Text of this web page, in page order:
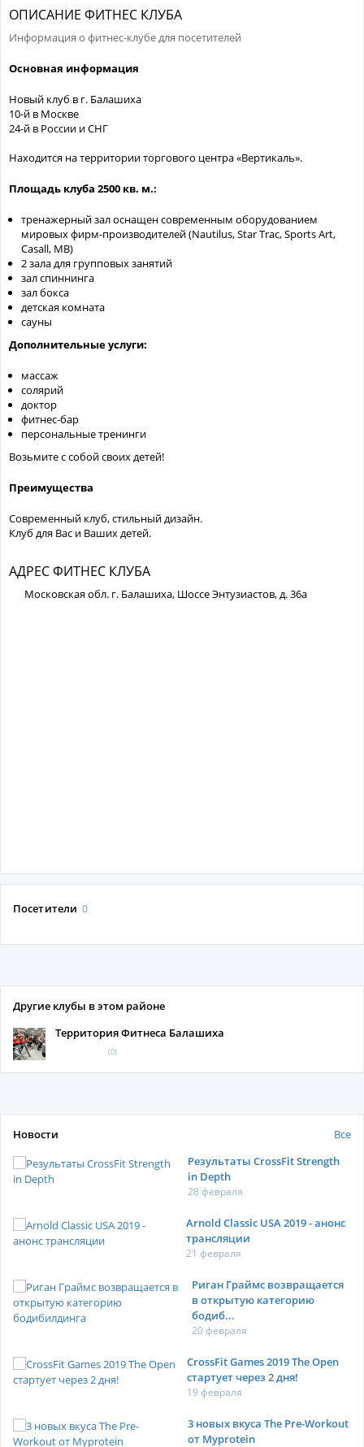
ОПИСАНИЕ ФИТНЕС КЛУБА
Информация о фитнес-клубе для посетителей
Основная информация
Новый клуб в г. Балашиха
10-й в Москве
24-й в России и СНГ
Находится на территории торгового центра «Вертикаль».
Площадь клуба 2500 кв. м.:
тренажерный зал оснащен современным оборудованием
мировых фирм-производителей (Nautilus, Star Trac, Sports Art,
Casall, MB)
2 зала для групповых занятий
зал спиннинга
зал бокса
детская комната
сауны
Дополнительные услуги:
массаж
солярий
доктор
фитнес-бар
персональные тренинги
Возьмите с собой своих детей!
Преимущества
Современный клуб, стильный дизайн.
Клуб для Вас и Ваших детей.
АДРЕС ФИТНЕС КЛУБА
Московская обл. г. Балашиха, Шоссе Энтузиастов, д. 36а
Посетители 0
Другие клубы в этом районе
Территория Фитнеса Балашиха
(0)
Новости
Все
Результаты CrossFit Strength
in Depth
28 февраля
Arnold Classic USA 2019 - анонс
трансляции
21 февраля
Риган Граймс возвращается
в открытую категорию
бодиб...
20 февраля
CrossFit Games 2019 The Open
стартует через 2 дня!
19 февраля
3 новых вкуса The Pre-Workout
от Myprotein